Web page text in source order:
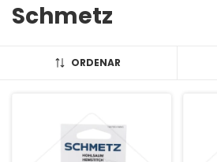
Schmetz
ORDENAR